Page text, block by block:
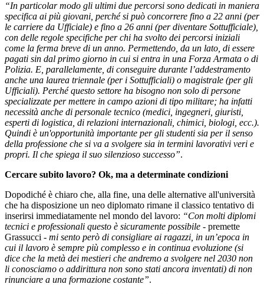
“In particolar modo gli ultimi due percorsi sono dedicati in maniera
specifica ai più giovani, perché si può concorrere fino a 22 anni (per
le carriere da Ufficiale) e fino a 26 anni (per diventare Sottufficiale),
con delle regole specifiche per chi ha svolto dei percorsi iniziali
come la ferma breve di un anno. Permettendo, da un lato, di essere
pagati sin dal primo giorno in cui si entra in una Forza Armata o di
Polizia. E, parallelamente, di conseguire durante l’addestramento
anche una laurea triennale (per i Sottufficiali) o magistrale (per gli
Ufficiali). Perché questo settore ha bisogno non solo di persone
specializzate per mettere in campo azioni di tipo militare; ha infatti
necessità anche di personale tecnico (medici, ingegneri, giuristi,
esperti di logistica, di relazioni internazionali, chimici, biologi, ecc.).
Quindi è un'opportunità importante per gli studenti sia per il senso
della professione che si va a svolgere sia in termini lavorativi veri e
propri. Il che spiega il suo silenzioso successo”.
Cercare subito lavoro? Ok, ma a determinate condizioni
Dopodiché è chiaro che, alla fine, una delle alternative all'università
che ha disposizione un neo diplomato rimane il classico tentativo di
inserirsi immediatamente nel mondo del lavoro: “Con molti diplomi
tecnici e professionali questo è sicuramente possibile - premette
Grassucci - mi sento però di consigliare ai ragazzi, in un’epoca in
cui il lavoro è sempre più complesso e in continua evoluzione (si
dice che la metà dei mestieri che andremo a svolgere nel 2030 non
li conosciamo o addirittura non sono stati ancora inventati) di non
rinunciare a una formazione costante”.